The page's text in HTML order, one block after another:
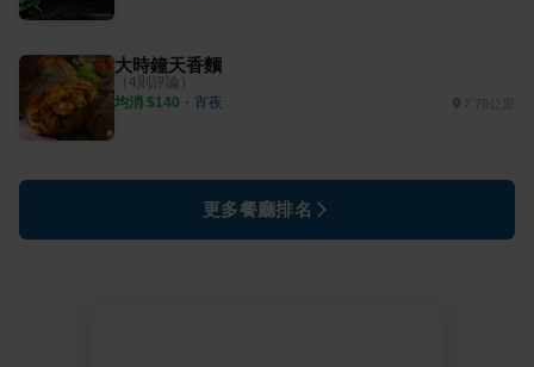
大時鐘天香麵
（ 4則評論）
均消 $140 ・ 宵夜
更多餐廳排名